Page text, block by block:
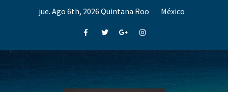
jue. Ago 6th, 2026 Quintana Roo México
FacebookTwitterGoogle+Instagram